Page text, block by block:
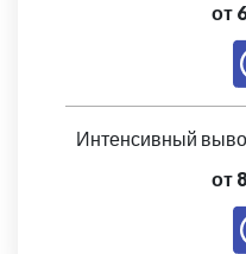
от
Интенсивный
от